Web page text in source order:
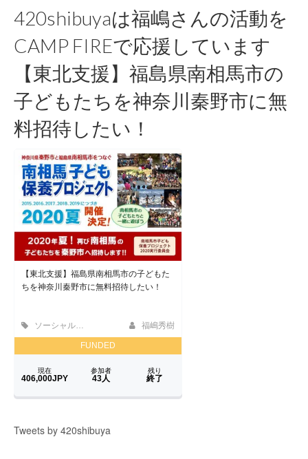
420shibuyaは福嶋さんの活動を
CAMP FIREで応援しています
【東北支援】福島県南相馬市の
子どもたちを神奈川秦野市に無
料招待したい！
Tweets by 420shibuya